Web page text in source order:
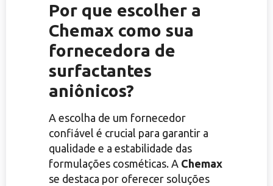
Por que escolher a
Chemax como sua
fornecedora de
surfactantes
aniônicos?
A escolha de um fornecedor
confiável é crucial para garantir a
qualidade e a estabilidade das
formulações cosméticas. A Chemax
se destaca por oferecer soluções